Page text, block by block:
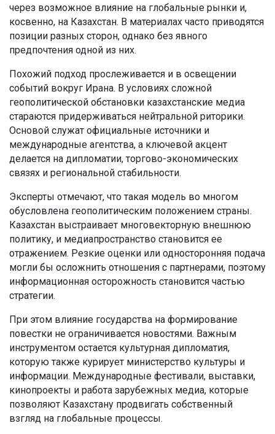
через возможное влияние на глобальные рынки и,
косвенно, на Казахстан. В материалах часто приводятся
позиции разных сторон, однако без явного
предпочтения одной из них.
Похожий подход прослеживается и в освещении
событий вокруг Ирана. В условиях сложной
геополитической обстановки казахстанские медиа
стараются придерживаться нейтральной риторики.
Основой служат официальные источники и
международные агентства, а ключевой акцент
делается на дипломатии, торгово-экономических
связях и региональной стабильности.
Эксперты отмечают, что такая модель во многом
обусловлена геополитическим положением страны.
Казахстан выстраивает многовекторную внешнюю
политику, и медиапространство становится ее
отражением. Резкие оценки или односторонняя подача
могли бы осложнить отношения с партнерами, поэтому
информационная осторожность становится частью
стратегии.
При этом влияние государства на формирование
повестки не ограничивается новостями. Важным
инструментом остается культурная дипломатия,
которую также курирует министерство культуры и
информации. Международные фестивали, выставки,
кинопроекты и работа зарубежных медиа, которые
позволяют Казахстану продвигать собственный
взгляд на глобальные процессы.